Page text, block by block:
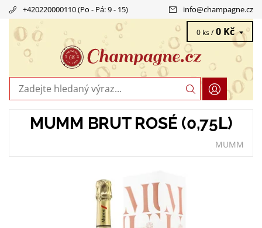
+420220000110 (Po - Pá: 9 - 15) info@champagne.cz
0 ks / 0 Kč
MUMM BRUT ROSÉ (0,75L)
MUMM